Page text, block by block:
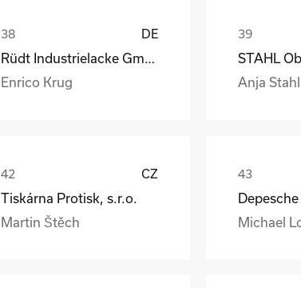
DE
Rüdt Industrielacke GmbH & Co.KG
Enrico Krug
Anja Stahl
CZ
Tiskárna Protisk, s.r.o.
Martin Štěch
Michael